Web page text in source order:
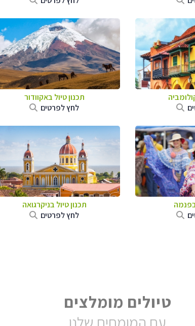
תכנון טיול באקוודור
לחץ לפרטים
בפנמה
תכנון טיול בניקרגואה
לחץ לפרטים
טיולים מומלצים